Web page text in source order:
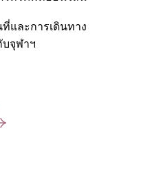
ที่และการเดินทาง
บจุฬาฯ